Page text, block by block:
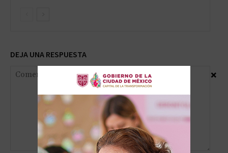
DEJA UNA RESPUESTA
×